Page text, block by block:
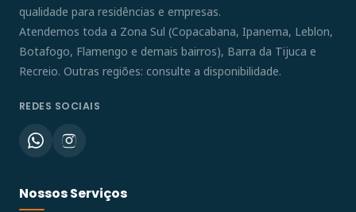
qualidade para residências e empresas.
Atendemos toda a Zona Sul (Copacabana, Ipanema, Leblon,
Botafogo, Flamengo e demais bairros), Barra da Tijuca e
Recreio. Outras regiões: consulte a disponibilidade.
REDES SOCIAIS
Nossos Serviços